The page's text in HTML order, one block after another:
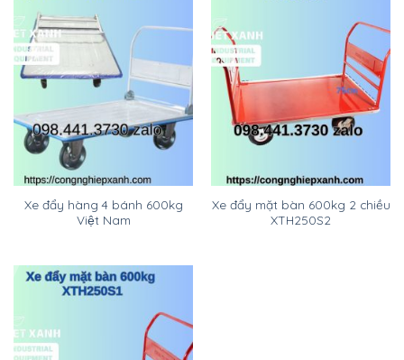
Xe đẩy hàng 4 bánh 600kg
Việt Nam
Xe đẩy mặt bàn 600kg 2 chiều
XTH250S2